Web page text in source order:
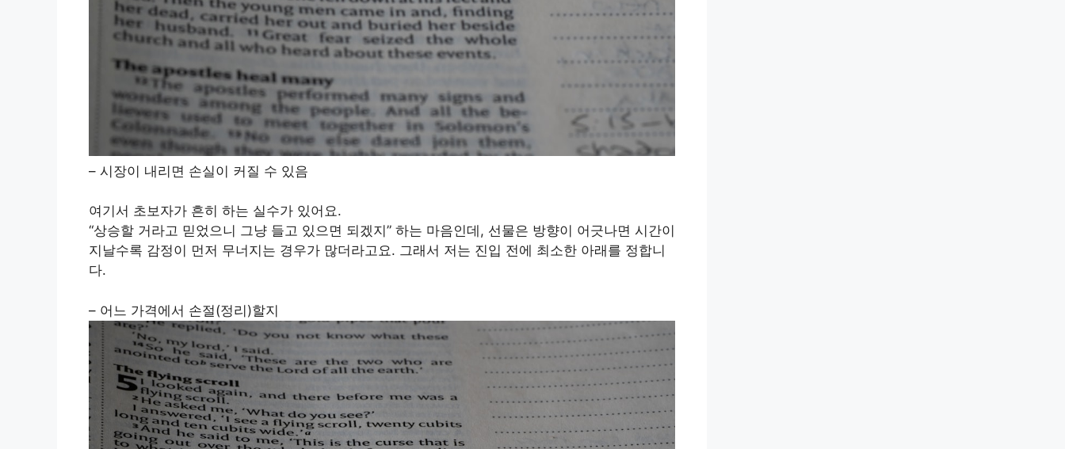
– 시장이 내리면 손실이 커질 수 있음
여기서 초보자가 흔히 하는 실수가 있어요.
“상승할 거라고 믿었으니 그냥 들고 있으면 되겠지” 하는 마음인데, 선물은 방향이 어긋나면 시간이
지날수록 감정이 먼저 무너지는 경우가 많더라고요. 그래서 저는 진입 전에 최소한 아래를 정합니
다.
– 어느 가격에서 손절(정리)할지